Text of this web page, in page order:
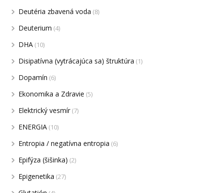
Deutéria zbavená voda (8)
Deuterium (4)
DHA (10)
Disipatívna (vytrácajúca sa) štruktúra (1)
Dopamín (6)
Ekonomika a Zdravie (5)
Elektrický vesmír (7)
ENERGIA (10)
Entropia / negatívna entropia (6)
Epifýza (šišinka) (2)
Epigenetika (27)